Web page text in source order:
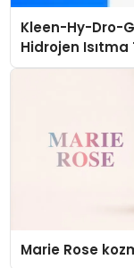
Kleen-Hy-Dro-
Hidrojen Isıtma
Düzenleyici
Marie Rose